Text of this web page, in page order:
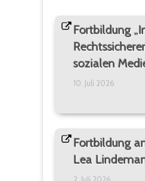
Fortbildung
sozialen
10. Juli 2026
Fortbildung
Lea
2. Juli 2026